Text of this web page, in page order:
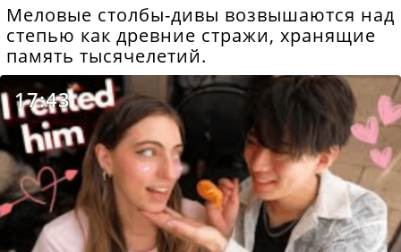
Меловые столбы-дивы возвышаются над
степью как древние стражи, хранящие
память тысячелетий.
17:43